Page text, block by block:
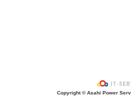
Copyright © Asahi Power